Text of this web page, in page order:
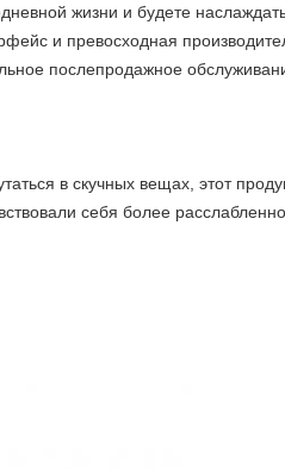
жизни и будете
и превосходная
послепродажное
в скучных вещах, этот
себя более